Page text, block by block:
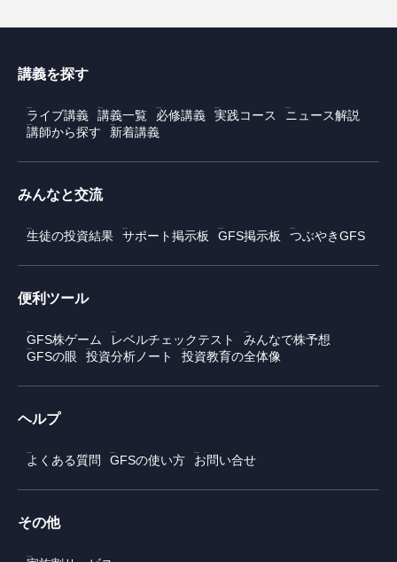
講義を探す
ライブ講義 講義一覧 必修講義 実践コース
ニュース解説
講師から探す
新着講義
みんなと交流
生徒の投資結果 サポート掲示板 GFS掲示板 つぶやきGFS
便利ツール
GFS株ゲーム レベルチェックテスト
みんなで株予想
GFSの眼
投資分析ノート 投資教育の全体像
ヘルプ
よくある質問 GFSの使い方 お問い合せ
その他